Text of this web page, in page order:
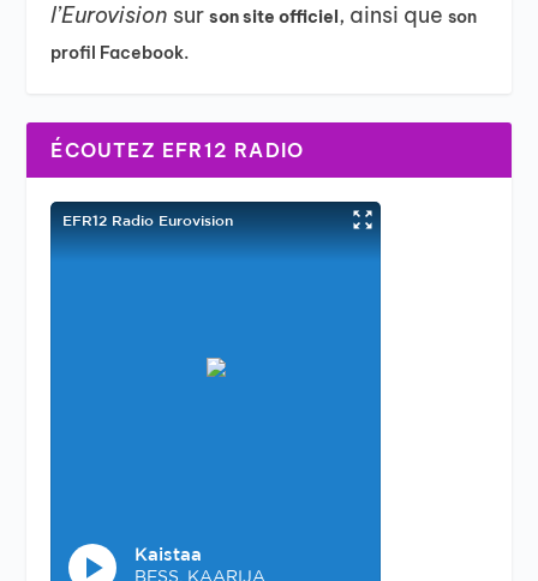
l’Eurovision surson site officiel, ainsi queson
profil Facebook.
ÉCOUTEZ EFR12 RADIO